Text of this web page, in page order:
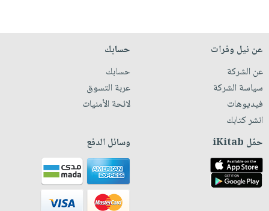
عن نيل وفرات
عن الشركة
سياسة الشركة
فيديوهات
انشر كتابك
حسابك
حسابك
عربة التسوق
لائحة الأمنيات
حمّل iKitab وسائل الدفع